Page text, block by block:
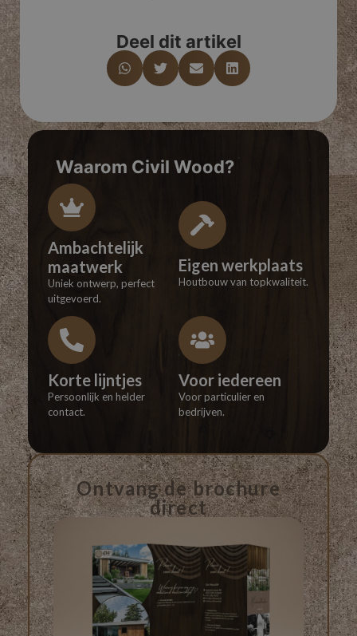
Deel dit artikel
Waarom Civil Wood?
Ambachtelijk
maatwerk
Uniek ontwerp, perfect
uitgevoerd.
Eigen werkplaats
Houtbouw van topkwaliteit.
Korte lijntjes
Persoonlijk en helder
contact.
Voor iedereen
Voor particulier en
bedrijven.
Ontvang de brochure
direct